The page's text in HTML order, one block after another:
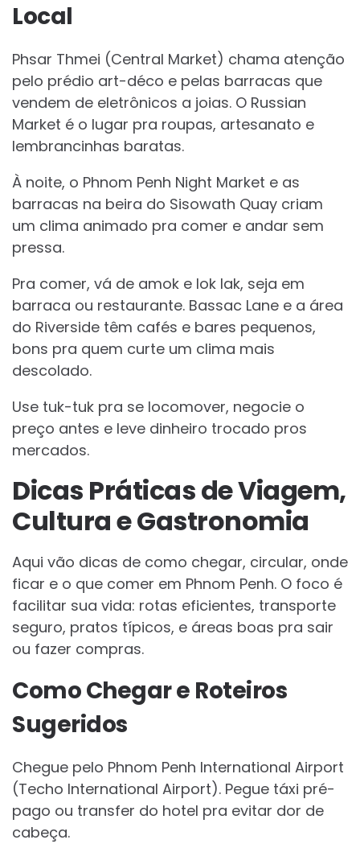
Local
Phsar Thmei (Central Market) chama atenção
pelo prédio art-déco e pelas barracas que
vendem de eletrônicos a joias. O Russian
Market é o lugar pra roupas, artesanato e
lembrancinhas baratas.
À noite, o Phnom Penh Night Market e as
barracas na beira do Sisowath Quay criam
um clima animado pra comer e andar sem
pressa.
Pra comer, vá de amok e lok lak, seja em
barraca ou restaurante. Bassac Lane e a área
do Riverside têm cafés e bares pequenos,
bons pra quem curte um clima mais
descolado.
Use tuk-tuk pra se locomover, negocie o
preço antes e leve dinheiro trocado pros
mercados.
Dicas Práticas de Viagem,
Cultura e Gastronomia
Aqui vão dicas de como chegar, circular, onde
ficar e o que comer em Phnom Penh. O foco é
facilitar sua vida: rotas eficientes, transporte
seguro, pratos típicos, e áreas boas pra sair
ou fazer compras.
Como Chegar e Roteiros
Sugeridos
Chegue pelo Phnom Penh International Airport
(Techo International Airport). Pegue táxi pré-
pago ou transfer do hotel pra evitar dor de
cabeça.